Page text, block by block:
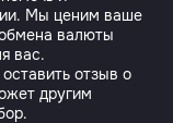
Мы ценим ваше
валюты
вас.
отзыв о
другим